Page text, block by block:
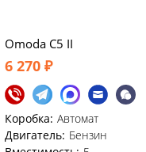
Omoda C5 II
6 270 ₽
Коробка: Автомат
Двигатель: Бензин